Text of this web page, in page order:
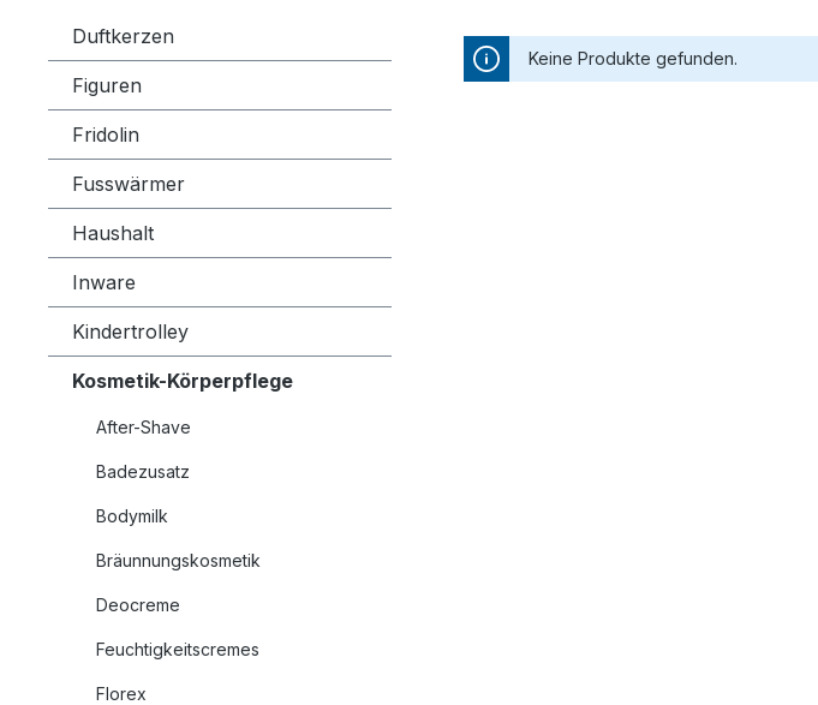
Duftkerzen
Figuren
Fridolin
Fusswärmer
Haushalt
Inware
Kindertrolley
Kosmetik-Körperpflege
After-Shave
Badezusatz
Bodymilk
Bräunnungskosmetik
Deocreme
Feuchtigkeitscremes
Florex
Keine Produkte gefunden.